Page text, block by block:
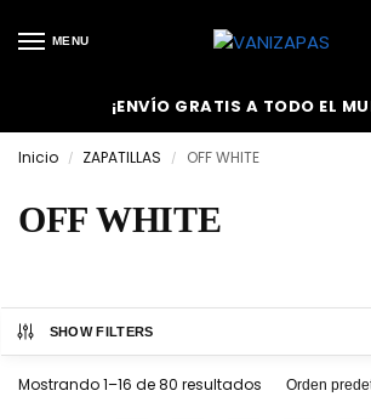
MENU
¡ENVÍO GRATIS A TODO EL
Inicio / ZAPATILLAS / OFF WHITE
OFF WHITE
SHOW FILTERS
Mostrando 1–16 de 80 resultados